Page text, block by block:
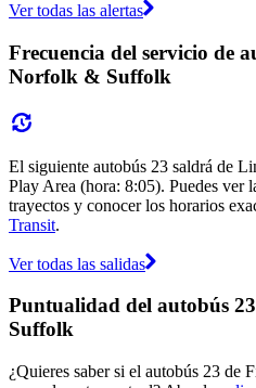
Ver todas las alertas
Frecuencia del servicio de
Norfolk & Suffolk
El siguiente autobús 23 saldrá de
Play Area (hora: 8:05). Puedes ver
trayectos y conocer los horarios
Transit.
Ver todas las salidas
Puntualidad del autobús
Suffolk
¿Quieres saber si el autobús 23